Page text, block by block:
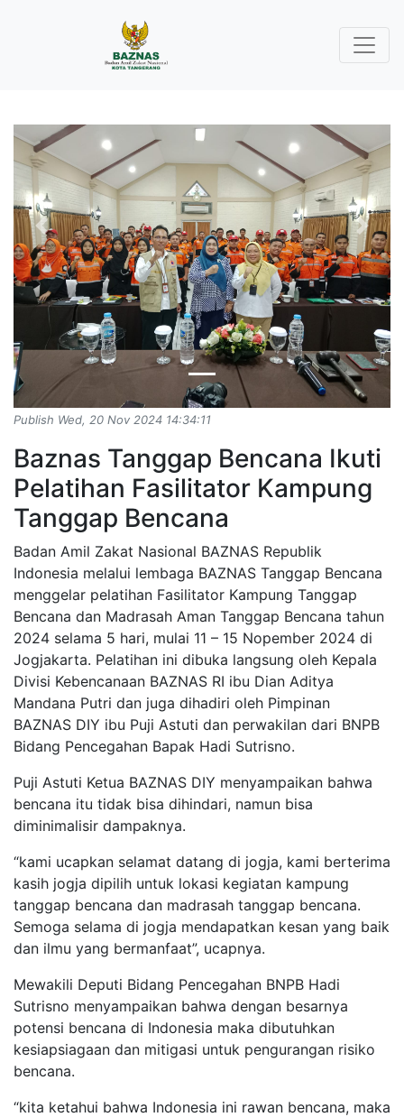
Previous Next
Publish Wed, 20 Nov 2024 14:34:11
Baznas Tanggap Bencana Ikuti
Pelatihan Fasilitator Kampung
Tanggap Bencana
Badan Amil Zakat Nasional BAZNAS Republik
Indonesia melalui lembaga BAZNAS Tanggap Bencana
menggelar pelatihan Fasilitator Kampung Tanggap
Bencana dan Madrasah Aman Tanggap Bencana tahun
2024 selama 5 hari, mulai 11 – 15 Nopember 2024 di
Jogjakarta. Pelatihan ini dibuka langsung oleh Kepala
Divisi Kebencanaan BAZNAS RI ibu Dian Aditya
Mandana Putri dan juga dihadiri oleh Pimpinan
BAZNAS DIY ibu Puji Astuti dan perwakilan dari BNPB
Bidang Pencegahan Bapak Hadi Sutrisno.
Puji Astuti Ketua BAZNAS DIY menyampaikan bahwa
bencana itu tidak bisa dihindari, namun bisa
diminimalisir dampaknya.
“kami ucapkan selamat datang di jogja, kami berterima
kasih jogja dipilih untuk lokasi kegiatan kampung
tanggap bencana dan madrasah tanggap bencana.
Semoga selama di jogja mendapatkan kesan yang baik
dan ilmu yang bermanfaat”, ucapnya.
Mewakili Deputi Bidang Pencegahan BNPB Hadi
Sutrisno menyampaikan bahwa dengan besarnya
potensi bencana di Indonesia maka dibutuhkan
kesiapsiagaan dan mitigasi untuk pengurangan risiko
bencana.
“kita ketahui bahwa Indonesia ini rawan bencana, maka